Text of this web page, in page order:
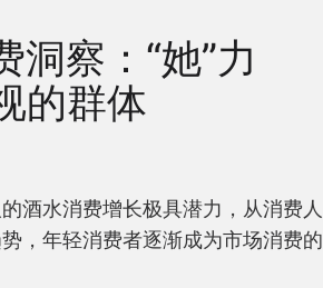
察：“她”力
的群体
酒水消费增长极具潜力，从消费人
，年轻消费者逐渐成为市场消费的